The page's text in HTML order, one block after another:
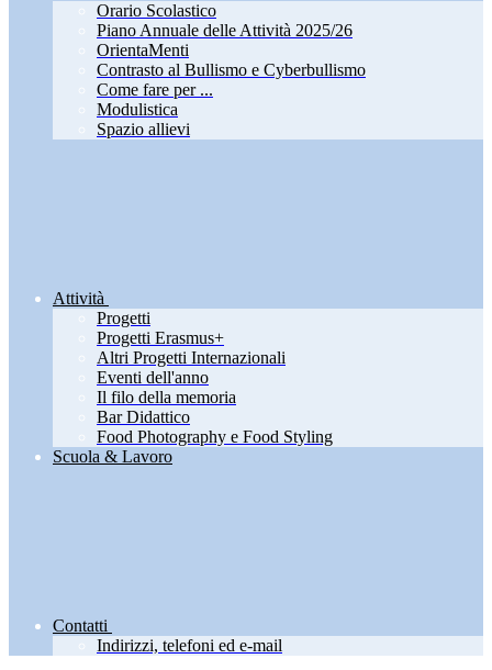
Orario Scolastico
Piano Annuale delle Attività 2025/26
OrientaMenti
Contrasto al Bullismo e Cyberbullismo
Come fare per ...
Modulistica
Spazio allievi
Attività
Progetti
Progetti Erasmus+
Altri Progetti Internazionali
Eventi dell'anno
Il filo della memoria
Bar Didattico
Food Photography e Food Styling
Scuola & Lavoro
Contatti
Indirizzi, telefoni ed e-mail